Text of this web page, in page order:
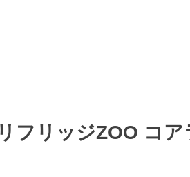
フリッジZOO コ